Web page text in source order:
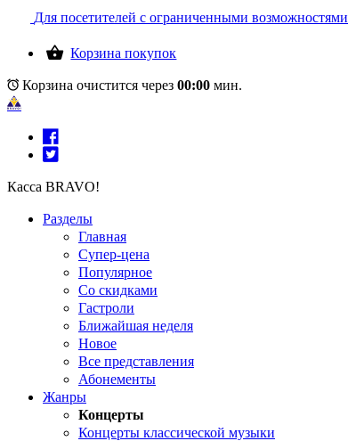
Для посетителей с ограниченными возможностями
Корзина покупок
Корзина очистится через 00:00 мин.
Касса BRAVO!
Разделы
Главная
Супер-цена
Популярное
Со скидками
Гастроли
Ближайшая неделя
Новое
Все представления
Абонементы
Жанры
Концерты
Концерты классической музыки